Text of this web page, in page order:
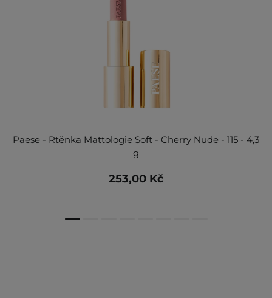
Paese - Rtěnka Mattologie Soft - Cherry Nude - 115 - 4,3
g
253,00 Kč